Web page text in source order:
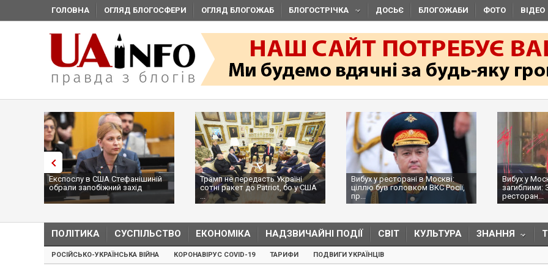
ГОЛОВНА ОГЛЯД БЛОГОСФЕРИ ОГЛЯД БЛОГОЖАБ БЛОГОСТРІЧКА ДОСЬЄ БЛОГОЖАБИ ФОТО ВІДЕО
Експослу в США Стефанішиній
обрали запобіжний захід
Трамп не передасть Україні
сотні ракет до Patriot, бо у США
...
Вибух у ресторані в Москві:
ціллю був головком ВКС Росії,
пр...
Вибух у
загиблими:
ресторан...
ПОЛІТИКА СУСПІЛЬСТВО ЕКОНОМІКА НАДЗВИЧАЙНІ ПОДІЇ СВІТ КУЛЬТУРА ЗНАННЯ
РОСІЙСЬКО-УКРАЇНСЬКА ВІЙНА КОРОНАВІРУС COVID-19 ТАРИФИ ПОДВИГИ УКРАЇНЦІВ